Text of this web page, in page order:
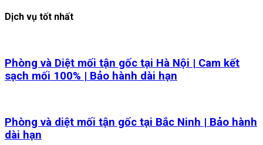
Dịch vụ tốt nhất
Phòng và Diệt mối tận gốc tại Hà Nội | Cam kết
sạch mối 100% | Bảo hành dài hạn
Phòng và diệt mối tận gốc tại Bắc Ninh | Bảo hành
dài hạn